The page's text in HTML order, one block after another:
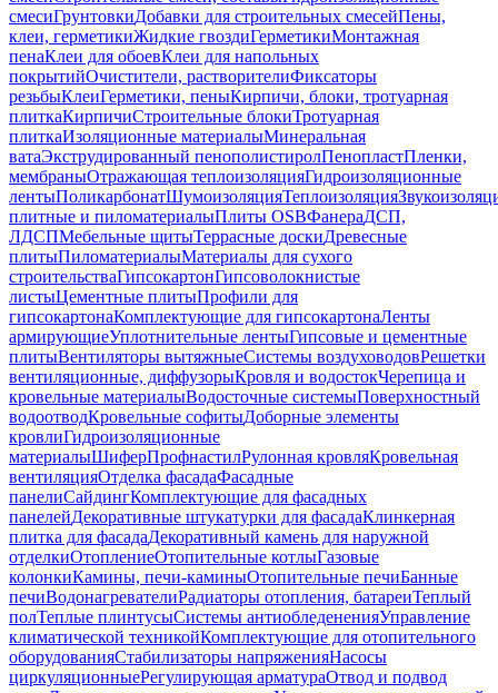
смесиГрунтовкиДобавки для строительных смесейПены,
клеи, герметикиЖидкие гвоздиГерметикиМонтажная
пенаКлеи для обоевКлеи для напольных
покрытийОчистители, растворителиФиксаторы
резьбыКлеиГерметики, пеныКирпичи, блоки, тротуарная
плиткаКирпичиСтроительные блокиТротуарная
плиткаИзоляционные материалыМинеральная
ватаЭкструдированный пенополистиролПенопластПленки,
мембраныОтражающая теплоизоляцияГидроизоляционные
лентыПоликарбонатШумоизоляцияТеплоизоляция
плитные и пиломатериалыПлиты OSBФанераДСП,
ЛДСПМебельные щитыТеррасные доскиДревесные
плитыПиломатериалыМатериалы для сухого
строительстваГипсокартонГипсоволокнистые
листыЦементные плитыПрофили для
гипсокартонаКомплектующие для гипсокартонаЛенты
армирующиеУплотнительные лентыГипсовые и цементные
плитыВентиляторы вытяжныеСистемы воздуховодовРешетки
вентиляционные, диффузорыКровля и водостокЧерепица и
кровельные материалыВодосточные системыПоверхностный
водоотводКровельные софитыДоборные элементы
кровлиГидроизоляционные
материалыШиферПрофнастилРулонная кровляКровельная
вентиляцияОтделка фасадаФасадные
панелиСайдингКомплектующие для фасадных
панелейДекоративные штукатурки для фасадаКлинкерная
плитка для фасадаДекоративный камень для наружной
отделкиОтоплениеОтопительные котлыГазовые
колонкиКамины, печи-каминыОтопительные печиБанные
печиВодонагревателиРадиаторы отопления, батареиТеплый
полТеплые плинтусыСистемы антиобледененияУправление
климатической техникойКомплектующие для отопительного
оборудованияСтабилизаторы напряженияНасосы
циркуляционныеРегулирующая арматураОтвод и подвод